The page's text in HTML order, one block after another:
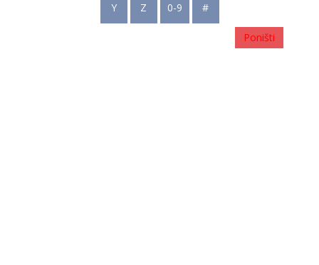
Y Z 0-9 #
Poništi